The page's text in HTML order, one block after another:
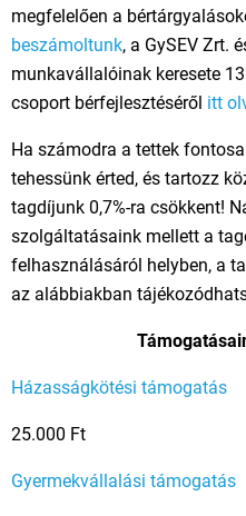
megfelelően a
beszámoltunk, a GySEV Zrt.
munkavállalóinak keresete
csoport bérfejlesztéséről itt
Ha számodra a tettek
tehessünk érted, és tartozz
tagdíjunk 0,7%-ra csökkent!
szolgáltatásaink mellett a
felhasználásáról helyben, a
az alábbiakban
Házasságkötési támogatás
25.000 Ft
Gyermekvállalási támogatás